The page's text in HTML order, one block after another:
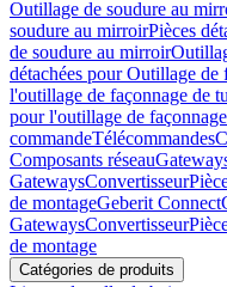
Outillage de soudure au
soudure au mirroirPièces
de soudure au mirroir
détachées pour Outillage de
l'outillage de façonnage de
pour l'outillage de
commandeTélécommandes
Composants réseau
GatewaysConvertisseur
de montageGeberit Connect
GatewaysConvertisseur
de montage
Catégories de produits